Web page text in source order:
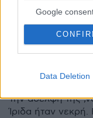
Google
Data Deletion
ΠΡΟΣΘΗΚΗ
16.03.2022, 20:50
την αδελφή της
Ίριδα ήταν